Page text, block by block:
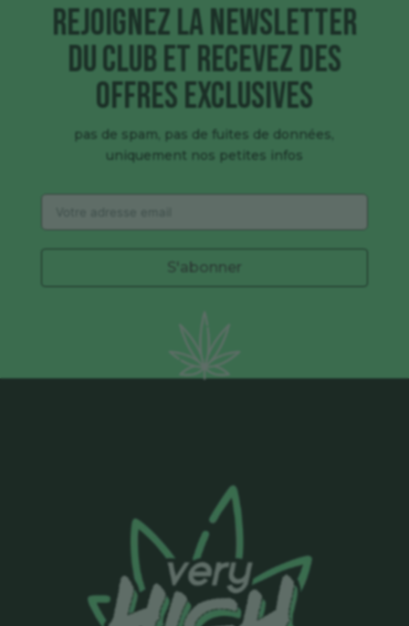
Rejoignez la newsletter
du club et recevez des
offres exclusives
pas de spam, pas de fuites de données,
uniquement nos petites infos
S'abonner